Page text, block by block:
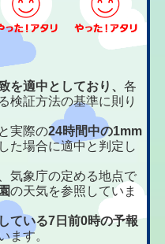
を適中としており、各
検証方法の基準に則り
実際の24時間中の1mm
た場合に適中と判定し
気象庁の定める地点で
の天気を参照していま
ている7日前0時の予報
ます。